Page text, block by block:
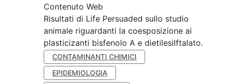
Contenuto Web
Risultati di Life Persuaded sullo studio
animale riguardanti la coesposizione ai
plasticizanti bisfenolo A e dietilesilftalato.
CONTAMINANTI CHIMICI
EPIDEMIOLOGIA